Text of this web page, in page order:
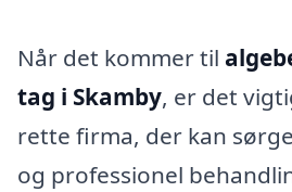
Når det kommer til
tag i Skamby, er det
rette firma, der kan
og professionel